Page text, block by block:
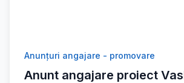
Anunțuri angajare - promovare
Anunt angajare proiect